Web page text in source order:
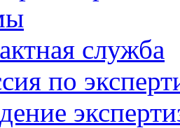
служба
по